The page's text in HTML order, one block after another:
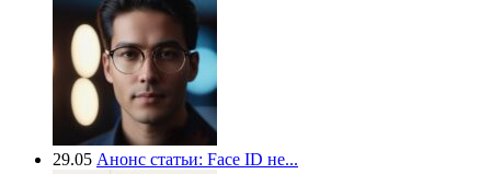
29.05 Анонс статьи: Face ID не...